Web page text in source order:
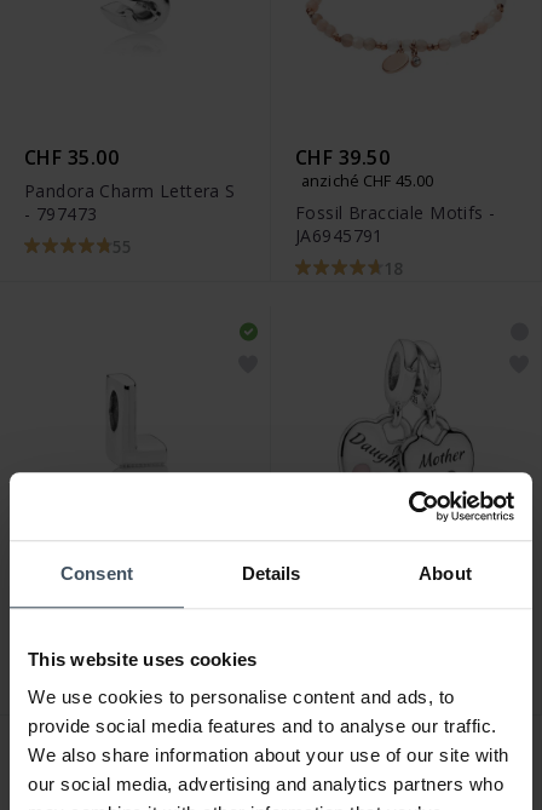
Consent Details About
This website uses cookies
We use cookies to personalise content and ads, to
provide social media features and to analyse our traffic.
We also share information about your use of our site with
our social media, advertising and analytics partners who
CHF 35.00
Pandora Charm Lettera S
- 797473
55
CHF 39.50
anziché CHF 45.00
Fossil Bracciale Motifs -
JA6945791
18
- 797466